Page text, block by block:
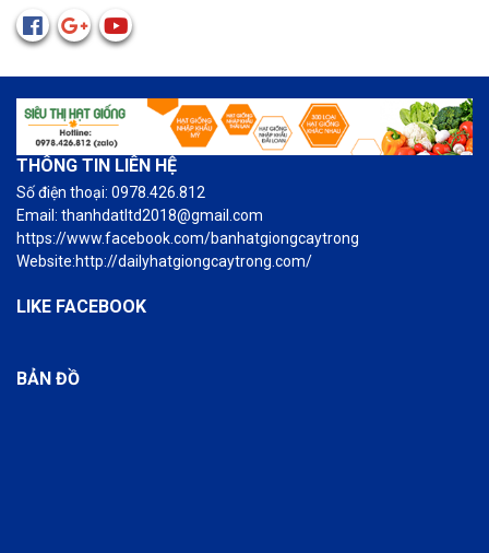
THÔNG TIN LIÊN HỆ
Số điện thoại: 0978.426.812
Email: thanhdatltd2018@gmail.com
https://www.facebook.com/banhatgiongcaytrong
Website:http://dailyhatgiongcaytrong.com/
LIKE FACEBOOK
BẢN ĐỒ